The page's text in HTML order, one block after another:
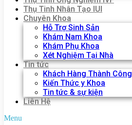
Thụ Tinh Nhân Tạo IUI
Chuyên Khoa
Hỗ Trợ Sinh Sản
Khám Nam Khoa
Khám Phụ Khoa
Xét Nghiệm Tại Nhà
Tin tức
Khách Hàng Thành Công
Kiến Thức y Khoa
Tin tức & sự kiện
Liên Hệ
Menu